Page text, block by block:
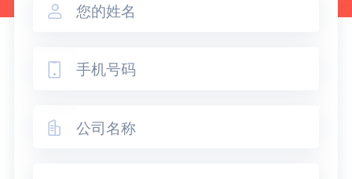


